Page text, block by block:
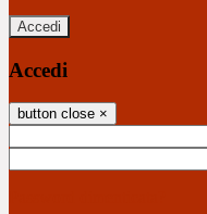
Accedi
Accedi
button close ×